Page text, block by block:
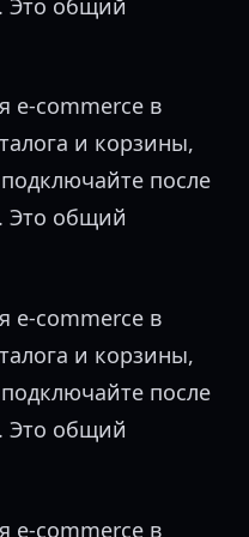
e-commerce в
и корзины,
после
Это общий
e-commerce в
и корзины,
после
Это общий
e-commerce в